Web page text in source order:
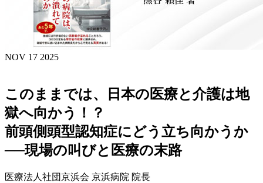
NOV 17 2025
このままでは、日本の医療と介護は地
獄へ向かう！？
前頭側頭型認知症にどう立ち向かうか
──現場の叫びと医療の末路
医療法人社団京浜会 京浜病院 院長